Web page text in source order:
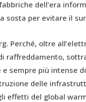
dell’era
sosta per evitare il
Perché, oltre
raffreddamento,
sempre più intense
delle
effetti del global